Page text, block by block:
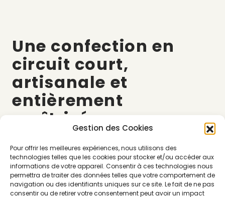
Gestion des Cookies
Pour offrir les meilleures expériences, nous utilisons des
technologies telles que les cookies pour stocker et/ou accéder aux
informations de votre appareil. Consentir à ces technologies nous
permettra de traiter des données telles que votre comportement de
navigation ou des identifiants uniques sur ce site. Le fait de ne pas
consentir ou de retirer votre consentement peut avoir un impact
Une confection en
circuit court,
artisanale et
entièrement
maîtrisée
La laine australienne rejoint ensuite la province du
Piémont, où s’effectue l’étape de filature, en Italie
à Biella. Ensuite, le fil rejoint la France où la
confection par tricotage est entièrementréalisée